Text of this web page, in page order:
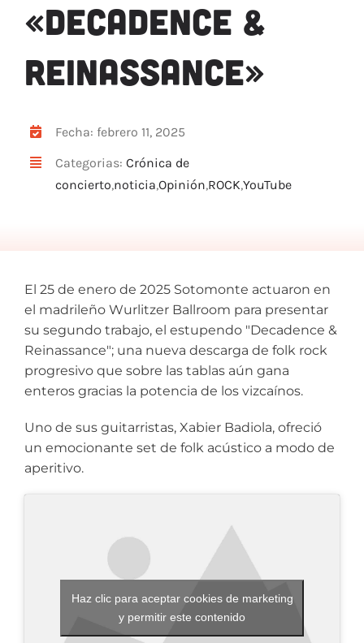
ARTÍCULOS
MECENAZGO
CONTACTO
BIO
«DECADENCE &
REINASSANCE»
Fecha: febrero 11, 2025
Categorias:Crónica de
concierto,noticia,Opinión,ROCK,YouTube
El 25 de enero de 2025 Sotomonte actuaron en
el madrileño Wurlitzer Ballroom para presentar
su segundo trabajo, el estupendo "Decadence &
Reinassance"; una nueva descarga de folk rock
progresivo que sobre las tablas aún gana
enteros gracias la potencia de los vizcaínos.
Uno de sus guitarristas, Xabier Badiola, ofreció
un emocionante set de folk acústico a modo de
aperitivo.
Haz clic para aceptar cookies de marketing
y permitir este contenido